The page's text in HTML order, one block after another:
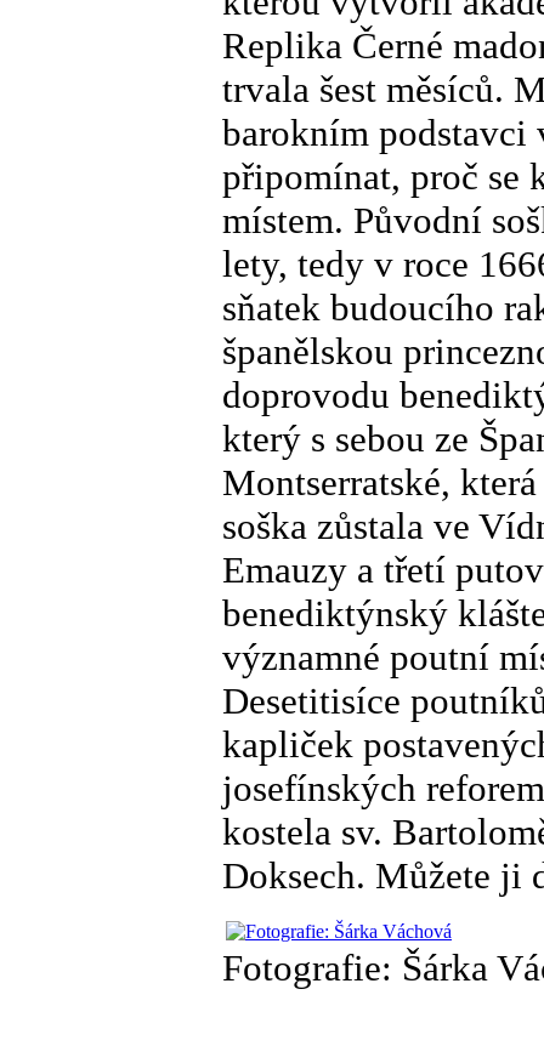
Replika Černé
trvala šest měsíců.
barokním podstavci
připomínat, proč se
místem. Původní
lety, tedy v roce
sňatek budoucího
španělskou
doprovodu
který s sebou ze
Montserratské,
soška zůstala ve
Emauzy a třetí
benediktýnský
významné poutní
Desetitisíce
kapliček
josefínských
kostela sv.
Doksech. Můžete ji
Fotografie: Šárka